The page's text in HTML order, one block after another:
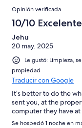
Opinión verificada
10/10 Excelente
Jehu
20 may. 2025
Le gustó: Limpieza,
propiedad
Traducir con Google
It’s better to do the
sent you, at the
computer they have
Se hospedó 1 noche en